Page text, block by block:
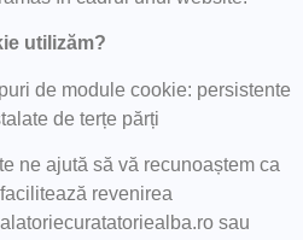
utilizăm?
de module cookie: persistente
de terțe părți
ne ajută să vă recunoaștem ca
revenirea
sau